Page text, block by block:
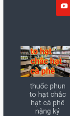
thuốc phun
to hạt chắc
hạt cà phê
nặng ký